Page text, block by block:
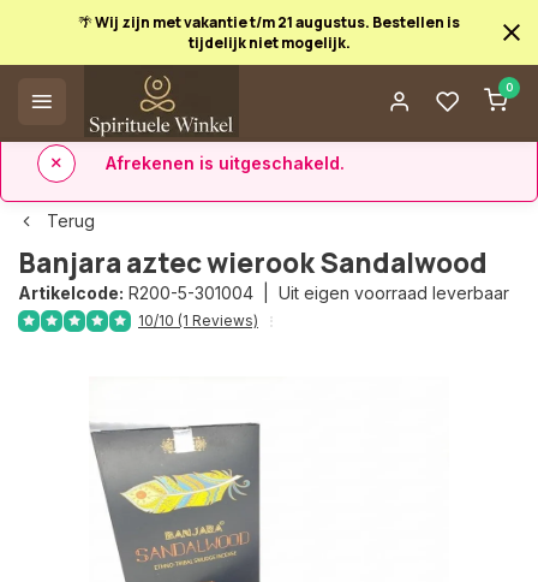
🌴 Wij zijn met vakantie t/m 21 augustus. Bestellen is
tijdelijk niet mogelijk.
0
✅ 14 dagen retourrecht ✅ Direct uit eigen voorraad leverbaar
Afrekenen is uitgeschakeld.
Terug
Banjara aztec wierook Sandalwood
Artikelcode: R200-5-301004 | Uit eigen voorraad leverbaar
10/10 (1 Reviews)